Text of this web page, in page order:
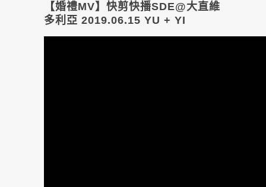
【婚禮MV】快剪快播SDE@大直維
多利亞 2019.06.15 YU + YI